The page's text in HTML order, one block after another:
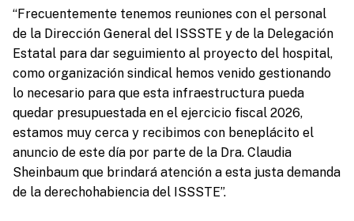
“Frecuentemente tenemos reuniones con el personal
de la Dirección General del ISSSTE y de la Delegación
Estatal para dar seguimiento al proyecto del hospital,
como organización sindical hemos venido gestionando
lo necesario para que esta infraestructura pueda
quedar presupuestada en el ejercicio fiscal 2026,
estamos muy cerca y recibimos con beneplácito el
anuncio de este día por parte de la Dra. Claudia
Sheinbaum que brindará atención a esta justa demanda
de la derechohabiencia del ISSSTE”.